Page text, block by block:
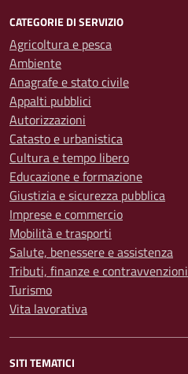
CATEGORIE DI SERVIZIO
Agricoltura e pesca
Ambiente
Anagrafe e stato civile
Appalti pubblici
Autorizzazioni
Catasto e urbanistica
Cultura e tempo libero
Educazione e formazione
Giustizia e sicurezza pubblica
Imprese e commercio
Mobilità e trasporti
Salute, benessere e assistenza
Tributi, finanze e contravvenzioni
Turismo
Vita lavorativa
SITI TEMATICI